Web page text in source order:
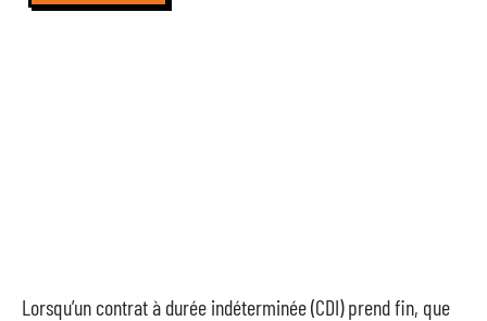
Lorsqu’un contrat à durée indéterminée (CDI) prend fin, que